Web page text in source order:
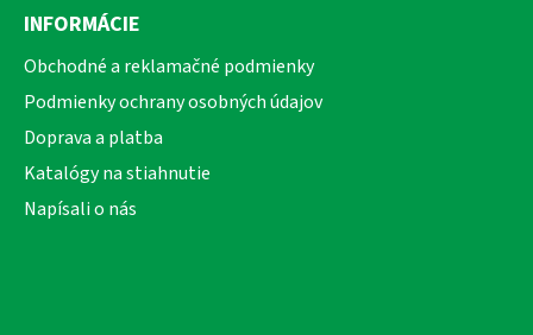
INFORMÁCIE
Obchodné a reklamačné podmienky
Podmienky ochrany osobných údajov
Doprava a platba
Katalógy na stiahnutie
Napísali o nás